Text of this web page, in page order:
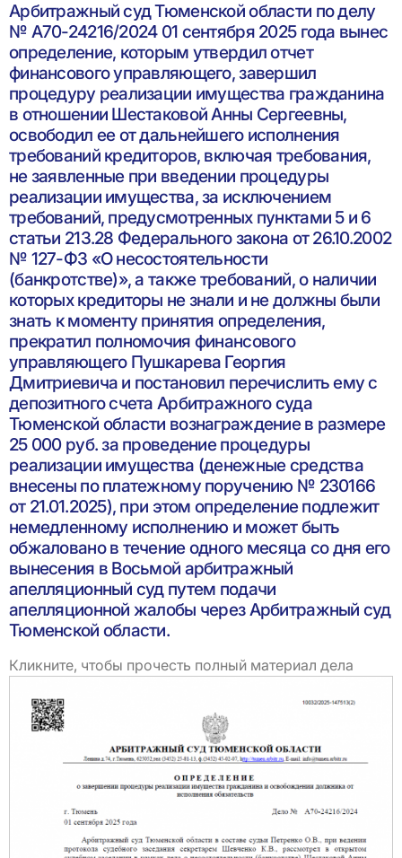
Арбитражный суд Тюменской области по делу
№ А70-24216/2024 01 сентября 2025 года вынес
определение, которым утвердил отчет
финансового управляющего, завершил
процедуру реализации имущества гражданина
в отношении Шестаковой Анны Сергеевны,
освободил ее от дальнейшего исполнения
требований кредиторов, включая требования,
не заявленные при введении процедуры
реализации имущества, за исключением
требований, предусмотренных пунктами 5 и 6
статьи 213.28 Федерального закона от 26.10.2002
№ 127-ФЗ «О несостоятельности
(банкротстве)», а также требований, о наличии
которых кредиторы не знали и не должны были
знать к моменту принятия определения,
прекратил полномочия финансового
управляющего Пушкарева Георгия
Дмитриевича и постановил перечислить ему с
депозитного счета Арбитражного суда
Тюменской области вознаграждение в размере
25 000 руб. за проведение процедуры
реализации имущества (денежные средства
внесены по платежному поручению № 230166
от 21.01.2025), при этом определение подлежит
немедленному исполнению и может быть
обжаловано в течение одного месяца со дня его
вынесения в Восьмой арбитражный
апелляционный суд путем подачи
апелляционной жалобы через Арбитражный суд
Тюменской области.
Кликните, чтобы прочесть полный материал дела